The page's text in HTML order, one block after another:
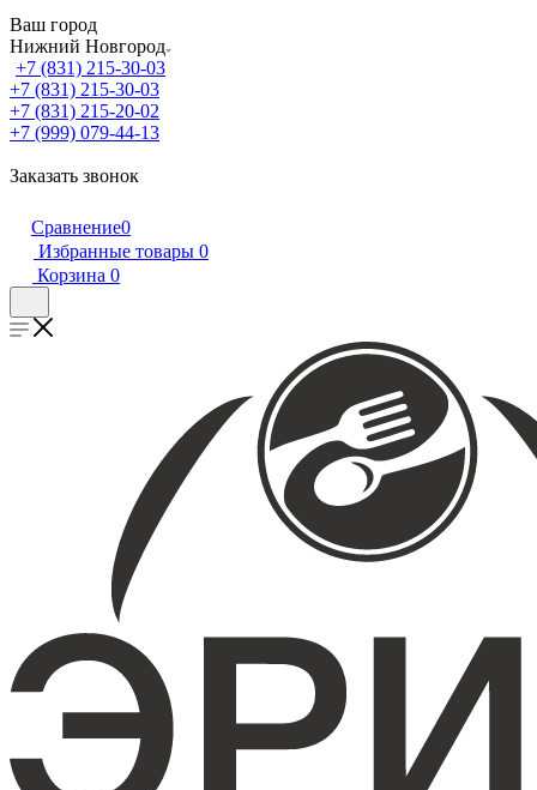
Ваш город
Нижний Новгород
+7 (831) 215-30-03
+7 (831) 215-30-03
+7 (831) 215-20-02
+7 (999) 079-44-13
Заказать звонок
Сравнение0
Избранные товары 0
Корзина 0